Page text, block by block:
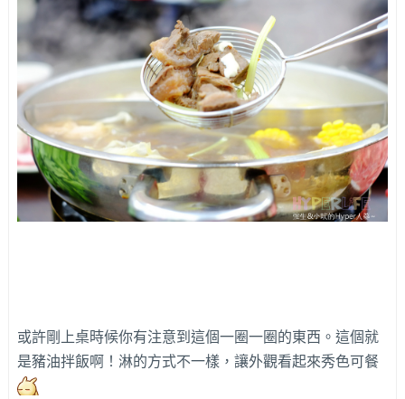
或許剛上桌時候你有注意到這個一圈一圈的東西。這個就
是豬油拌飯啊！淋的方式不一樣，讓外觀看起來秀色可餐